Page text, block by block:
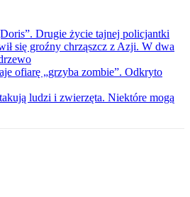
Drugie życie tajnej policjantki
się groźny chrząszcz z Azji. W dwa
ofiarę „grzyba zombie”. Odkryto
ludzi i zwierzęta. Niektóre mogą